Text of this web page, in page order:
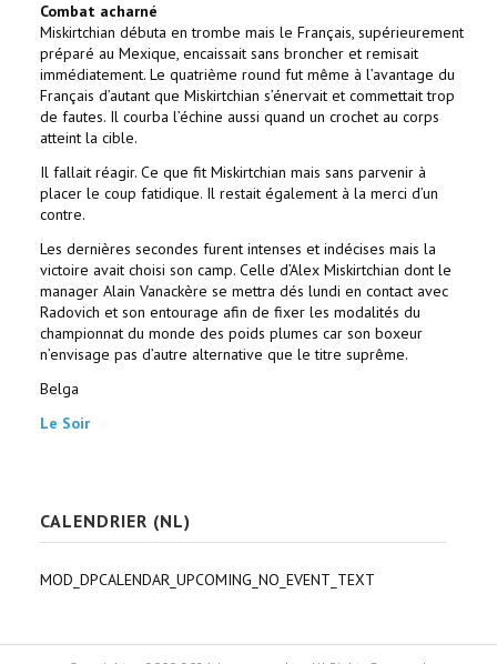
Combat acharné
Miskirtchian débuta en trombe mais le Français, supérieurement
préparé au Mexique, encaissait sans broncher et remisait
immédiatement. Le quatrième round fut même à l’avantage du
Français d’autant que Miskirtchian s’énervait et commettait trop
de fautes. Il courba l’échine aussi quand un crochet au corps
atteint la cible.
Il fallait réagir. Ce que fit Miskirtchian mais sans parvenir à
placer le coup fatidique. Il restait également à la merci d’un
contre.
Les dernières secondes furent intenses et indécises mais la
victoire avait choisi son camp. Celle d’Alex Miskirtchian dont le
manager Alain Vanackère se mettra dés lundi en contact avec
Radovich et son entourage afin de fixer les modalités du
championnat du monde des poids plumes car son boxeur
n’envisage pas d’autre alternative que le titre suprême.
Belga
Le Soir
CALENDRIER (NL)
MOD_DPCALENDAR_UPCOMING_NO_EVENT_TEXT